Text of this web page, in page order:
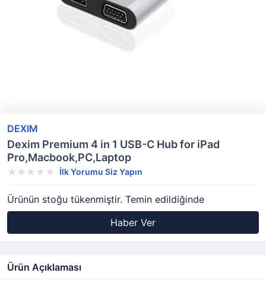
DEXIM
Dexim Premium 4 in 1 USB-C Hub for iPad
Pro,Macbook,PC,Laptop
İlk Yorumu Siz Yapın
Ürünün stoğu tükenmiştir. Temin edildiğinde
Haber Ver
Ürün Açıklaması